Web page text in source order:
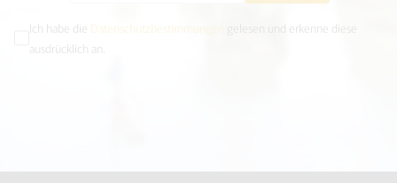
Ich habe die Datenschutzbestimmungen
gelesen und erkenne diese
ausdrücklich an.